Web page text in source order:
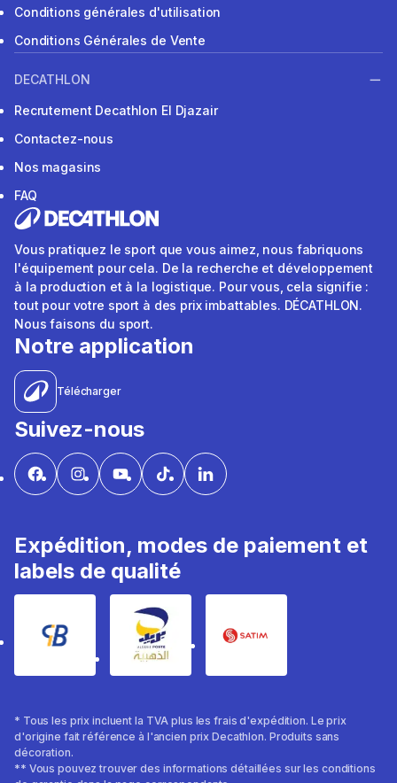
Conditions générales d'utilisation
Conditions Générales de Vente
DECATHLON
Recrutement Decathlon El Djazair
Contactez-nous
Nos magasins
FAQ
Vous pratiquez le sport que vous aimez, nous fabriquons
l'équipement pour cela. De la recherche et développement
à la production et à la logistique. Pour vous, cela signifie :
tout pour votre sport à des prix imbattables. DÉCATHLON.
Nous faisons du sport.
Notre application
Télécharger
Suivez-nous
Expédition, modes de paiement et
labels de qualité
* Tous les prix incluent la TVA plus les frais d'expédition. Le prix
d'origine fait référence à l'ancien prix Decathlon. Produits sans
décoration.
** Vous pouvez trouver des informations détaillées sur les conditions